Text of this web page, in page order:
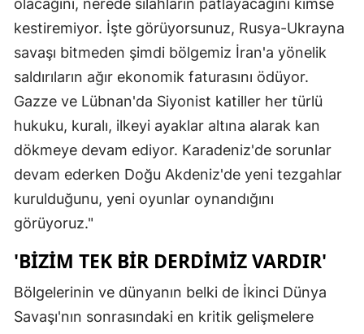
olacağını, nerede silahların patlayacağını kimse
kestiremiyor. İşte görüyorsunuz, Rusya-Ukrayna
savaşı bitmeden şimdi bölgemiz İran'a yönelik
saldırıların ağır ekonomik faturasını ödüyor.
Gazze ve Lübnan'da Siyonist katiller her türlü
hukuku, kuralı, ilkeyi ayaklar altına alarak kan
dökmeye devam ediyor. Karadeniz'de sorunlar
devam ederken Doğu Akdeniz'de yeni tezgahlar
kurulduğunu, yeni oyunlar oynandığını
görüyoruz."
'BIZIM TEK BIR DERDIMIZ VARDIR'
Bölgelerinin ve dünyanın belki de İkinci Dünya
Savaşı'nın sonrasındaki en kritik gelişmelere